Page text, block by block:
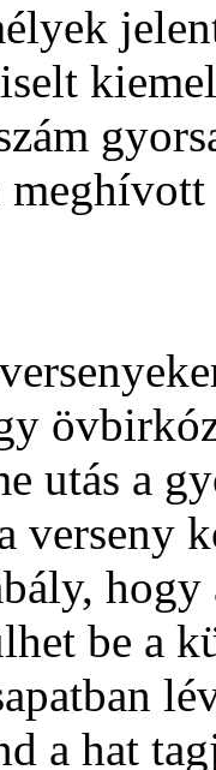
utás a
verseny
be a
a hat